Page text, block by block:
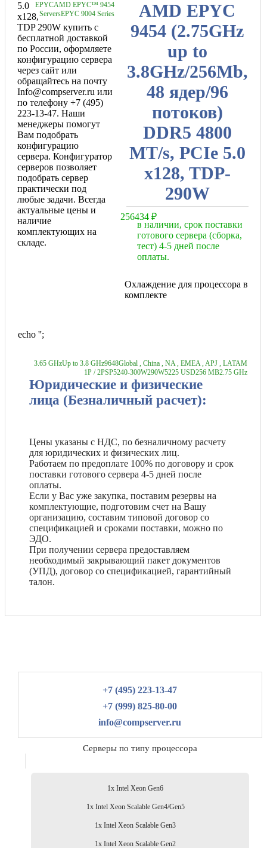
AMD EPYC
9454 (2.75GHz
up to
3.8GHz/256Mb,
48 ядер/96
потоков)
DDR5 4800
MT/s, PCIe 5.0
x128, TDP-
290W
256434 ₽
в наличии, срок поставки
готового сервера (сборка,
тест) 4-5 дней после
оплаты.
Охлаждение для процессора в
комплекте
echo '';
AMD EPYC™ 9454
EPYC
EPYC 9004 Series
Servers
Global , China , NA , EMEA , APJ , LATAM
48
96
Up to 3.8 GHz
3.65 GHz
2.75 GHz
256 MB
5225 USD
290W
240-300W
SP5
1P / 2P
5.0
x128,
TDP 290W купить с
бесплатной доставкой
по России, оформляете
конфигурацию сервера
через сайт или
обращайтесь на почту
Info@compserver.ru или
по телефону +7 (495)
223-13-47. Наши
менеджеры помогут
Вам подобрать
конфигурацию
сервера. Конфигуратор
серверов позволяет
подобрать сервер
практически под
любые задачи. Всегда
актуальные цены и
наличие
комплектующих на
складе.
Юридические и физические
лица (Безналичный расчет):
Цены указаны с НДС, по безналичному расчету
для юридических и физических лиц.
Работаем по предоплате 100% по договору и срок
поставки готового сервера 4-5 дней после
оплаты.
Если у Вас уже закупка, поставим резервы на
комплектующие, подготовим счет на Вашу
организацию, составим типовой договор со
спецификацией и сроками поставки, можно по
ЭДО.
При получении сервера предоставляем
необходимый закрывающий пакет документов
(УПД), договор со спецификацией, гарантийный
талон.
+7 (495) 223-13-47
+7 (999) 825-80-00
info@compserver.ru
Серверы по типу процессора
1x Intel Xeon Gen6
1x Intel Xeon Scalable Gen4/Gen5
1x Intel Xeon Scalable Gen3
1x Intel Xeon Scalable Gen2